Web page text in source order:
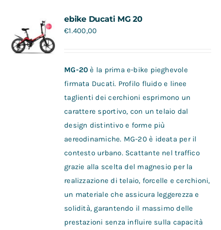
ebike Ducati MG 20
€1.400,00
MG-20 è la prima e-bike pieghevole
firmata Ducati. Profilo fluido e linee
taglienti dei cerchioni esprimono un
carattere sportivo, con un telaio dal
design distintivo e forme più
aereodinamiche. MG-20 è ideata per il
contesto urbano. Scattante nel traffico
grazie alla scelta del magnesio per la
realizzazione di telaio, forcelle e cerchioni,
un materiale che assicura leggerezza e
solidità, garantendo il massimo delle
prestazioni senza influire sulla capacità